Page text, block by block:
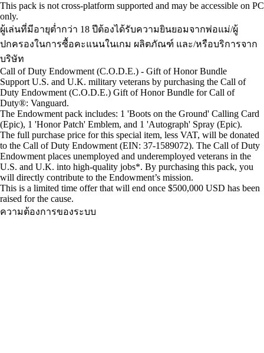
This pack is not cross-platform supported and may be accessible on PC
only.
ผู้เล่นที่มีอายุต่ำกว่า 18 ปีต้องได้รับความยินยอมจากพ่อแม่/ผู้
ปกครองในการซื้อคะแนนในเกม ผลิตภัณฑ์ และ/หรือบริการจาก
บริษัท
Call of Duty Endowment (C.O.D.E.) - Gift of Honor Bundle
Support U.S. and U.K. military veterans by purchasing the Call of
Duty Endowment (C.O.D.E.) Gift of Honor Bundle for Call of
Duty®: Vanguard.
The Endowment pack includes: 1 'Boots on the Ground' Calling Card
(Epic), 1 'Honor Patch' Emblem, and 1 'Autograph' Spray (Epic).
The full purchase price for this special item, less VAT, will be donated
to the Call of Duty Endowment (EIN: 37-1589072). The Call of Duty
Endowment places unemployed and underemployed veterans in the
U.S. and U.K. into high-quality jobs*. By purchasing this pack, you
will directly contribute to the Endowment’s mission.
This is a limited time offer that will end once $500,000 USD has been
raised for the cause.
ความต้องการของระบบ